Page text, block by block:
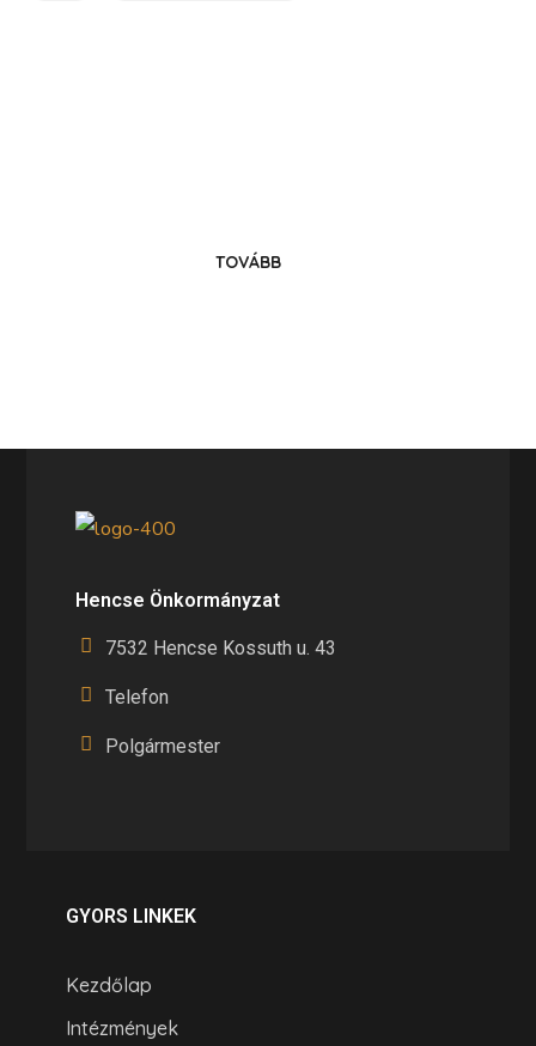
TOVÁBB
Hencse Önkormányzat
7532 Hencse Kossuth u. 43
Telefon
Polgármester
GYORS LINKEK
Kezdőlap
Intézmények